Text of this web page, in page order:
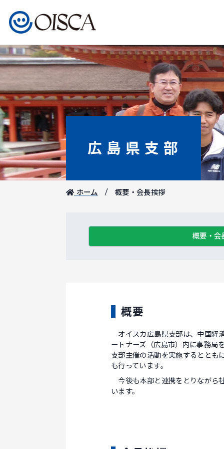
広島県支部
ホーム 概要・会長挨拶
概要・会
概要
オイスカ広島県支部は、中国経
ートナーズ（広島市）内に事務局
支部主催の活動を実施するととも
も行っています。
今後も本部と連携をとりながら
います。